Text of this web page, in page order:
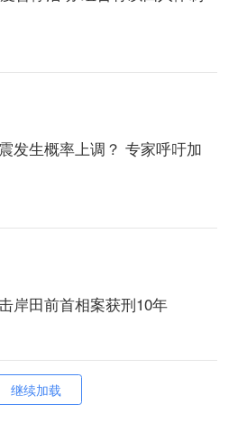
发生概率上调？ 专家呼吁加
岸田前首相案获刑10年
继续加载